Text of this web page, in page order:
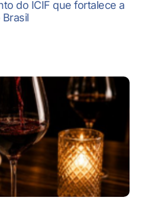
do ICIF que fortalece a